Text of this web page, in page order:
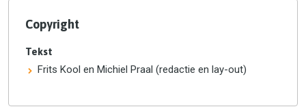
Copyright
Tekst
Frits Kool en Michiel Praal (redactie en lay-out)